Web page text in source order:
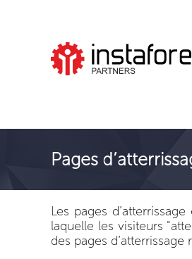
Pages
Les pages
laquelle les visiteurs
des pages